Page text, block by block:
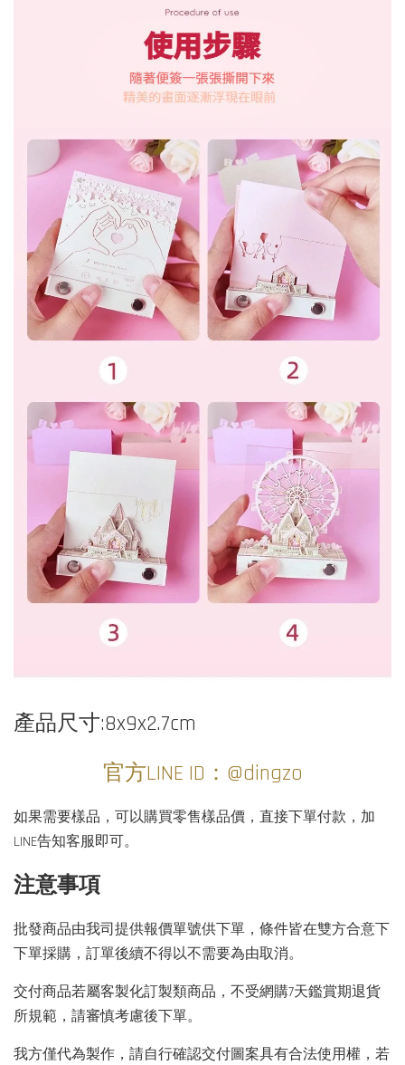
產品尺寸:8x9x2.7cm
官方LINE ID：@dingzo
如果需要樣品，可以購買零售樣品價，直接下單付款，加
LINE告知客服即可。
注意事項
批發商品由我司提供報價單號供下單，條件皆在雙方合意下
下單採購，訂單後續不得以不需要為由取消。
交付商品若屬客製化訂製類商品，不受網購7天鑑賞期退貨
所規範，請審慎考慮後下單。
我方僅代為製作，請自行確認交付圖案具有合法使用權，若